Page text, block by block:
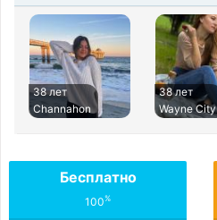
38 лет
Channahon
38 лет
Wayne City
Бесплатно
100%